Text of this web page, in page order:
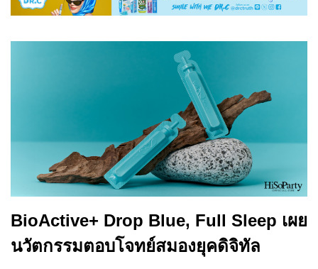
BioActive+ Drop Blue, Full Sleep เผย
นวัตกรรมตอบโจทย์สมองยุคดิจิทัล